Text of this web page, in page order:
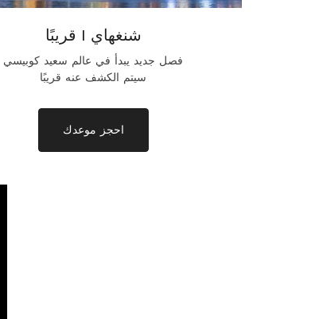
شنغهاي | قريبًا
فصل جديد يبدأ في عالم سعيد كوبيسي
سيتم الكشف عنه قريبًا
احجز موعدك